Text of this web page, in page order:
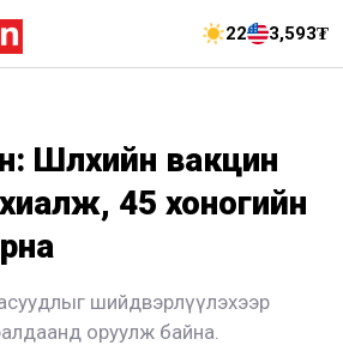
22 3,593₮
Шүлхийн вакцин
45 хоногийн
шийдвэрлүүлэхээр
оруулж байна.